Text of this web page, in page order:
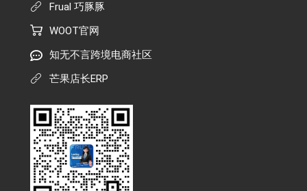
Frual 巧豚豚
WOOT官网
知无不言跨境电商社区
芒果店长ERP